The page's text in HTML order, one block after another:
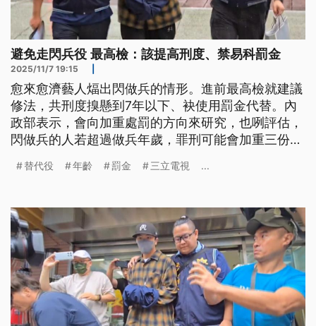
避免走閃兵役 最高檢：該提高刑度、禁易科罰金
2025/11/7 19:15
愈來愈濟藝人煏出閃做兵的情形。進前最高檢就建議
修法，共刑度搝懸到7年以下、袂使用罰金代替。內
政部表示，會向加重處罰的方向來研究，也咧評估，
閃做兵的人若超過做兵年歲，罪刑可能會加重三份
防部討論。（新聞標題、導言為台語文）
替代役 年齡 罰金 三立電視 ...